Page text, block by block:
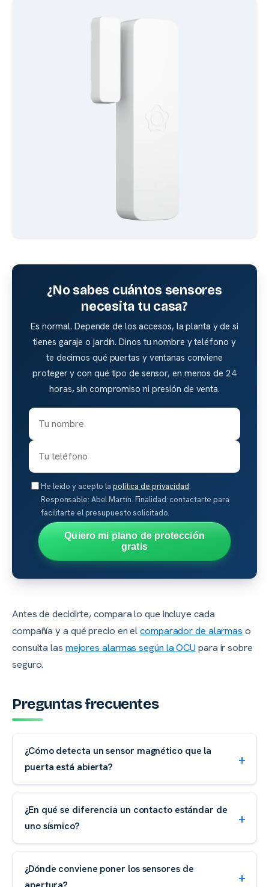
¿No sabes cuántos sensores
necesita tu casa?
Es normal. Depende de los accesos, la planta y de si
tienes garaje o jardín. Dinos tu nombre y teléfono y
te decimos qué puertas y ventanas conviene
proteger y con qué tipo de sensor, en menos de 24
horas, sin compromiso ni presión de venta.
He leído y acepto la política de privacidad.
Responsable: Abel Martín. Finalidad: contactarte para
facilitarte el presupuesto solicitado.
Quiero mi plano de protección
gratis
Antes de decidirte, compara lo que incluye cada
compañía y a qué precio en elcomparador de alarmas o
consulta las mejores alarmas según la OCUpara ir sobre
seguro.
Preguntas frecuentes
¿Cómo detecta un sensor magnético que la
puerta está abierta?
¿En qué se diferencia un contacto estándar de
uno sísmico?
¿Dónde conviene poner los sensores de